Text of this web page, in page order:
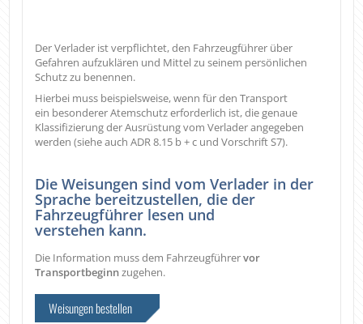
Der Verlader ist verpflichtet, den Fahrzeugführer über
Gefahren aufzuklären und Mittel zu seinem persönlichen
Schutz zu benennen.
Hierbei muss beispielsweise, wenn für den Transport
ein besonderer Atemschutz erforderlich ist, die genaue
Klassifizierung der Ausrüstung vom Verlader angegeben
werden (siehe auch ADR 8.15 b + c und Vorschrift S7).
Die Weisungen sind vom Verlader in der
Sprache bereitzustellen, die der
Fahrzeugführer lesen und
verstehen kann.
Die Information muss dem Fahrzeugführervor
Transportbeginnzugehen.
Weisungen bestellen